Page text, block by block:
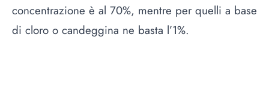
concentrazione è al 70%, mentre per quelli a base
di cloro o candeggina ne basta l’1%.